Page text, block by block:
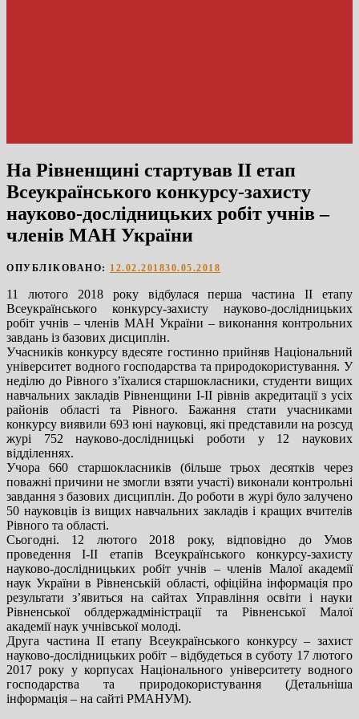
На Рівненщині стартував ІІ етап
Всеукраїнського конкурсу-захисту
науково-дослідницьких робіт учнів –
членів МАН України
ОПУБЛІКОВАНО: 12.02.201830.05.2018
11 лютого 2018 року відбулася перша частина ІІ етапу
Всеукраїнського конкурсу-захисту науково-дослідницьких
робіт учнів – членів МАН України – виконання контрольних
завдань із базових дисциплін.
Учасників конкурсу вдесяте гостинно прийняв Національний
університет водного господарства та природокористування. У
неділю до Рівного з’їхалися старшокласники, студенти вищих
навчальних закладів Рівненщини І-ІІ рівнів акредитації з усіх
районів області та Рівного. Бажання стати учасниками
конкурсу виявили 693 юні науковці, які представили на розсуд
журі 752 науково-дослідницькі роботи у 12 наукових
відділеннях.
Учора 660 старшокласників (більше трьох десятків через
поважні причини не змогли взяти участі) виконали контрольні
завдання з базових дисциплін. До роботи в журі було залучено
50 науковців із вищих навчальних закладів і кращих вчителів
Рівного та області.
Сьогодні. 12 лютого 2018 року, відповідно до Умов
проведення І-ІІ етапів Всеукраїнського конкурсу-захисту
науково-дослідницьких робіт учнів – членів Малої академії
наук України в Рівненській області, офіційна інформація про
результати з’явиться на сайтах Управління освіти і науки
Рівненської облдержадміністрації та Рівненської Малої
академії наук учнівської молоді.
Друга частина ІІ етапу Всеукраїнського конкурсу – захист
науково-дослідницьких робіт – відбудеться в суботу 17 лютого
2017 року у корпусах Національного університету водного
господарства та природокористування (Детальніша
інформація – на сайті РМАНУМ).